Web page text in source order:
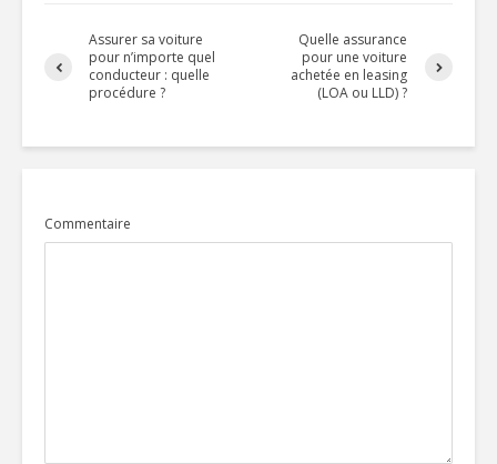
Assurer sa voiture
pour n’importe quel
conducteur : quelle
procédure ?
Quelle assurance
pour une voiture
achetée en leasing
(LOA ou LLD) ?
Commentaire